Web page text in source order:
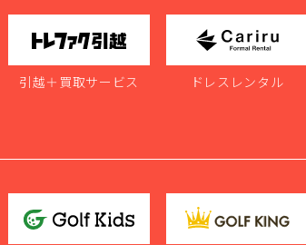
引越＋買取サービス ドレスレンタル